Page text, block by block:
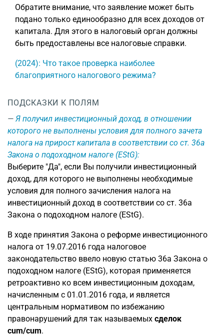
Обратите внимание, что заявление может быть
подано только единообразно для всех доходов от
капитала. Для этого в налоговый орган должны
быть предоставлены все налоговые справки.
(2024): Что такое проверка наиболее
благоприятного налогового режима?
ПОДСКАЗКИ К ПОЛЯМ
Я получил инвестиционный доход, в отношении
которого не выполнены условия для полного зачета
налога на прирост капитала в соответствии со ст. 36a
Закона о подоходном налоге (EStG):
Выберите "Да", если Вы получили инвестиционный
доход, для которого не выполнены необходимые
условия для полного зачисления налога на
инвестиционный доход в соответствии со ст. 36a
Закона о подоходном налоге (EStG).
В ходе принятия Закона о реформе инвестиционного
налога от 19.07.2016 года налоговое
законодательство ввело новую статью 36a Закона о
подоходном налоге (EStG), которая применяется
ретроактивно ко всем инвестиционным доходам,
начисленным с 01.01.2016 года, и является
центральным нормативом по избежанию
правонарушений для так называемых сделок
cum/cum.